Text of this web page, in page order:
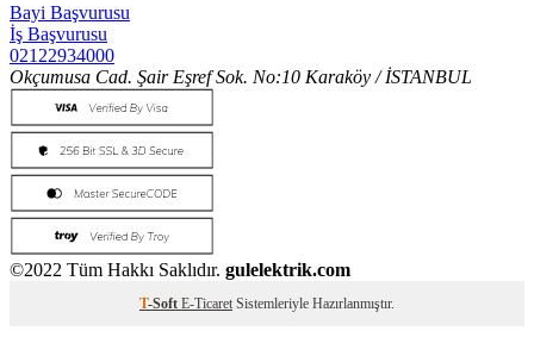
Bayi Başvurusu
İş Başvurusu
02122934000
Okçumusa Cad. Şair Eşref Sok. No:10 Karaköy / İSTANBUL
©2022 Tüm Hakkı Saklıdır. gulelektrik.com
T-Soft E-Ticaret Sistemleriyle Hazırlanmıştır.